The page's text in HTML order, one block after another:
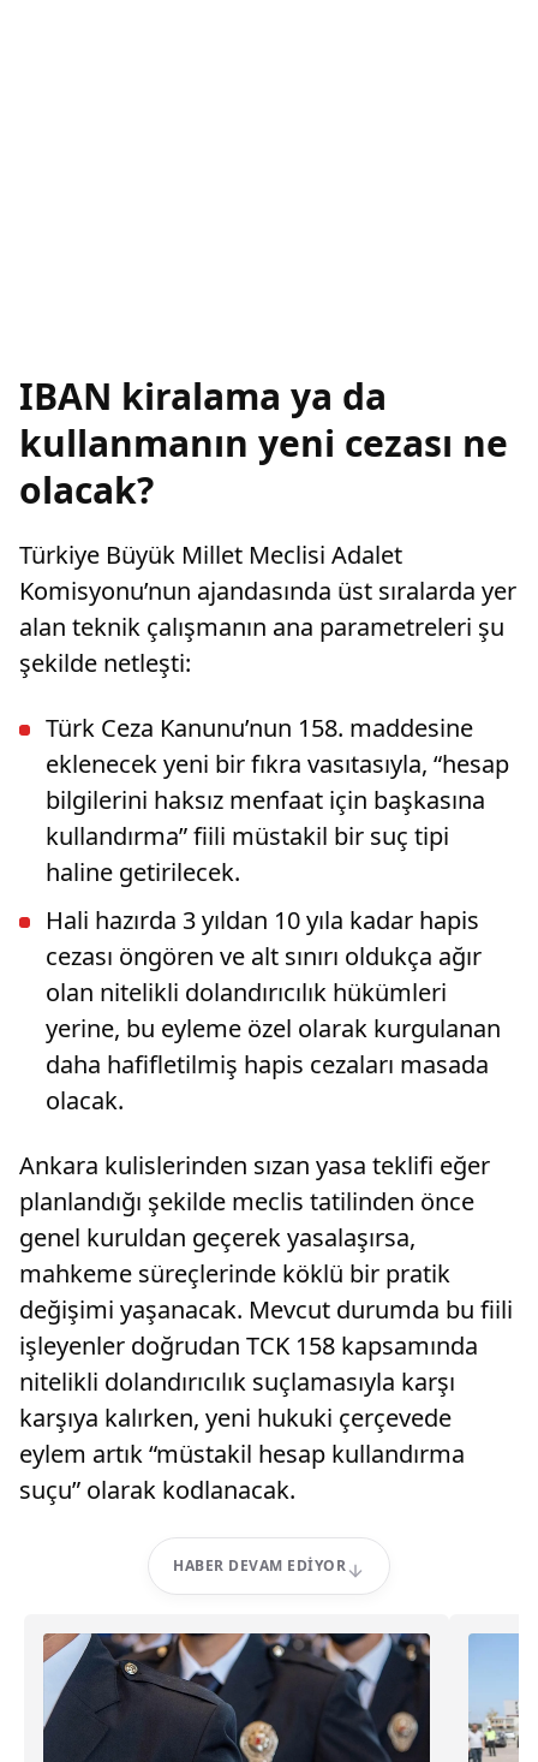
IBAN kiralama ya da
kullanmanın yeni cezası ne
olacak?
Türkiye Büyük Millet Meclisi Adalet
Komisyonu’nun ajandasında üst sıralarda yer
alan teknik çalışmanın ana parametreleri şu
şekilde netleşti:
Türk Ceza Kanunu’nun 158. maddesine
eklenecek yeni bir fıkra vasıtasıyla, “hesap
bilgilerini haksız menfaat için başkasına
kullandırma” fiili müstakil bir suç tipi
haline getirilecek.
Hali hazırda 3 yıldan 10 yıla kadar hapis
cezası öngören ve alt sınırı oldukça ağır
olan nitelikli dolandırıcılık hükümleri
yerine, bu eyleme özel olarak kurgulanan
daha hafifletilmiş hapis cezaları masada
olacak.
Ankara kulislerinden sızan yasa teklifi eğer
planlandığı şekilde meclis tatilinden önce
genel kuruldan geçerek yasalaşırsa,
mahkeme süreçlerinde köklü bir pratik
değişimi yaşanacak. Mevcut durumda bu fiili
işleyenler doğrudan TCK 158 kapsamında
nitelikli dolandırıcılık suçlamasıyla karşı
karşıya kalırken, yeni hukuki çerçevede
eylem artık “müstakil hesap kullandırma
suçu” olarak kodlanacak.
HABER DEVAM EDIYOR